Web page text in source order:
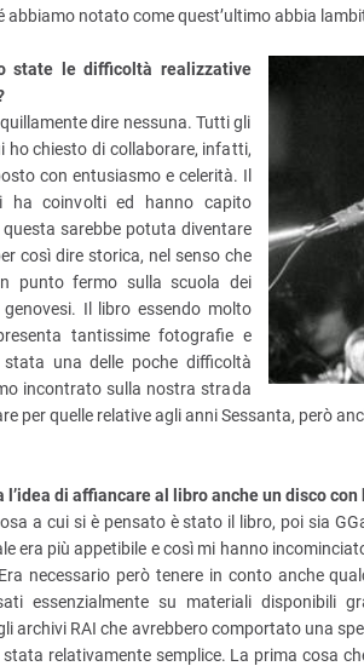
abbiamo notato come quest’ultimo abbia
state le difficoltà realizzative
dire nessuna. Tutti gli
ho chiesto di collaborare, infatti,
con entusiasmo e celerità. Il
ha coinvolti ed hanno capito
sarebbe potuta diventare
così dire storica, nel senso che
punto fermo sulla scuola dei
Il libro essendo molto
tantissime fotografie e
stata una delle poche difficoltà
incontrato sulla nostra strada
per quelle relative agli anni Sessanta, però
l’idea di affiancare al libro anche un disco
a cui si è pensato è stato il libro, poi sia
era più appetibile e così mi hanno
necessario però tenere in conto anche
essenzialmente su materiali disponibili
archivi RAI che avrebbero comportato una
stata relativamente semplice. La prima cosa